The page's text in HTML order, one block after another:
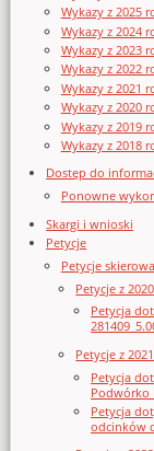
Wykazy z 2025
Wykazy z 2024
Wykazy z 2023
Wykazy z 2022
Wykazy z 2021
Wykazy z 2020
Wykazy z 2019
Wykazy z 2018
Dostęp do
Ponowne
Skargi i wnioski
Petycje
Petycje
Petycje z
Petycja
Petycje z
Petycja
Podwórko
Petycja
odcinków